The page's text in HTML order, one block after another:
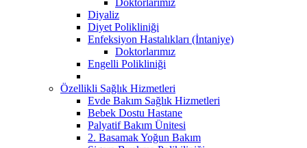
Diyaliz
Diyet Polikliniği
Enfeksiyon Hastalıkları (İntaniye)
Doktorlarımız
Engelli Polikliniği
Özellikli Sağlık Hizmetleri
Evde Bakım Sağlık Hizmetleri
Bebek Dostu Hastane
Palyatif Bakım Ünitesi
2. Basamak Yoğun Bakım